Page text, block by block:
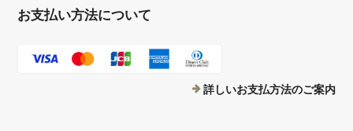
お支払い方法について
詳しいお支払方法のご案内